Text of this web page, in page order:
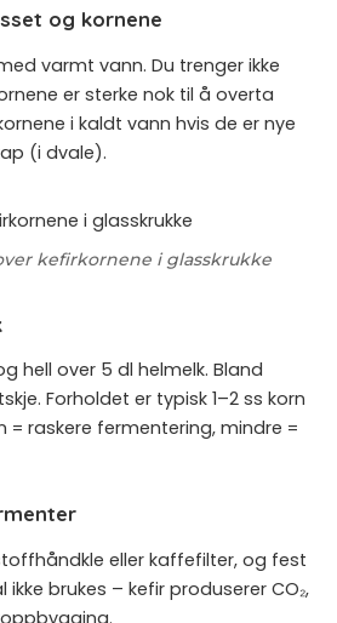
og kornene
varmt vann. Du trenger ikke
er sterke nok til å overta
i kaldt vann hvis de er nye
(i dvale).
kefirkornene i glasskrukke
hell over 5 dl helmelk. Bland
Forholdet er typisk 1–2 ss korn
= raskere fermentering, mindre =
eller kaffefilter, og fest
ikke brukes – kefir produserer CO₂,